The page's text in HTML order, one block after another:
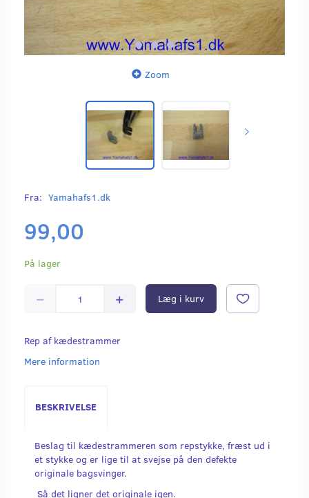
Zoom
Fra: Yamahafs1.dk
99,00
På lager
Læg i kurv
Rep af kædestrammer
Mere information
BESKRIVELSE
Beslag til kædestrammeren som repstykke, fræst ud i
et stykke og er lige til at svejse på den defekte
originale bagsvinger.
Så det ligner det originale igen.